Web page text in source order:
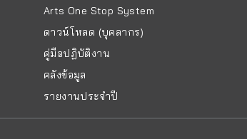
Arts One Stop System
ดาวน์โหลด (บุคลากร)
คู่มือปฏิบัติงาน
คลังข้อมูล
รายงานประจำปี